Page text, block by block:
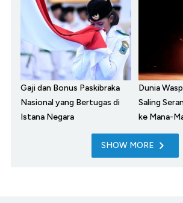
Gaji dan Bonus Paskibraka
Nasional yang Bertugas di
Istana Negara
Dunia
Saling
ke Mana-
SHOW MORE